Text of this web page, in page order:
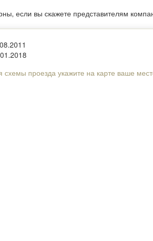
если вы скажете представителям
схемы проезда укажите на карте ваше